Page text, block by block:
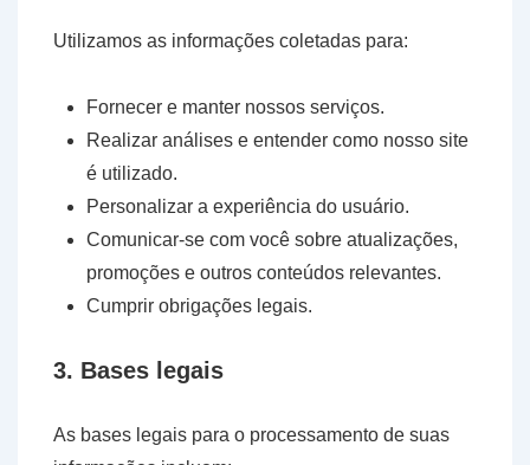
Utilizamos as informações coletadas para:
Fornecer e manter nossos serviços.
Realizar análises e entender como nosso site
é utilizado.
Personalizar a experiência do usuário.
Comunicar-se com você sobre atualizações,
promoções e outros conteúdos relevantes.
Cumprir obrigações legais.
3. Bases legais
As bases legais para o processamento de suas